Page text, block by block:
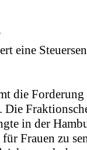
eine
die Forderung
Die
in der
Frauen zu